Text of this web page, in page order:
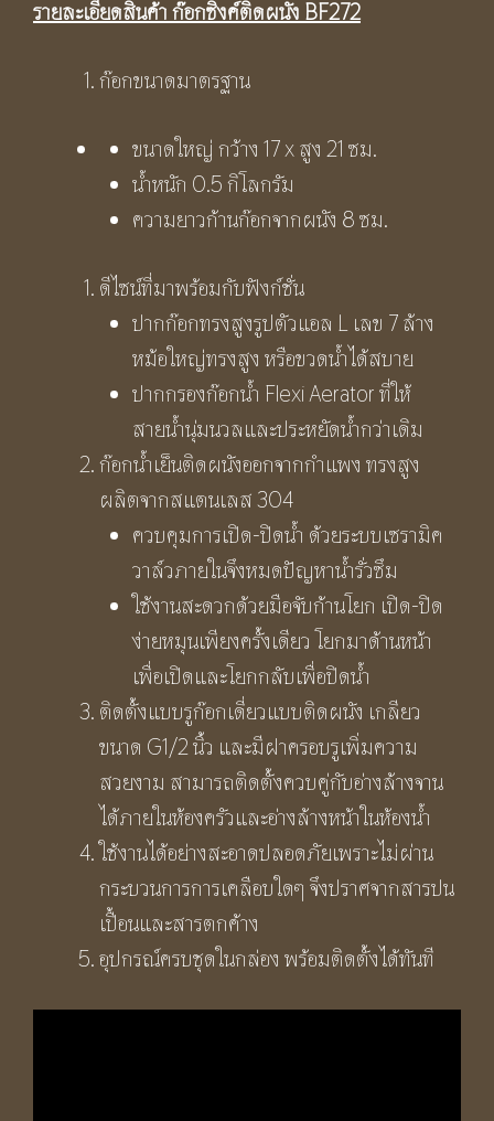
รายละเอียดสินค้า ก๊อกซิงค์ติดผนัง BF272
ก๊อกขนาดมาตรฐาน
ขนาดใหญ่ กว้าง 17 x สูง 21 ซม.
น้ำหนัก 0.5 กิโลกรัม
ความยาวก้านก๊อกจากผนัง 8 ซม.
ดีไซน์ที่มาพร้อมกับฟังก์ชั่น
ปากก๊อกทรงสูงรูปตัวแอล L เลข 7 ล้าง
หม้อใหญ่ทรงสูง หรือขวดน้ำได้สบาย
ปากกรองก๊อกน้ำ Flexi Aerator ที่ให้
สายน้ำนุ่มนวลและประหยัดน้ำกว่าเดิม
ก๊อกน้ำเย็นติดผนังออกจากกำแพง ทรงสูง
ผลิตจากสแตนเลส 304
ควบคุมการเปิด-ปิดน้ำ ด้วยระบบเซรามิค
วาล์วภายในจึงหมดปัญหาน้ำรั่วซึม
ใช้งานสะดวกด้วยมือจับก้านโยก เปิด-ปิด
ง่ายหมุนเพียงครั้งเดียว โยกมาด้านหน้า
เพื่อเปิดและโยกกลับเพื่อปิดน้ำ
ติดตั้งแบบรูก๊อกเดี่ยวแบบติดผนัง เกลียว
ขนาด G1/2 นิ้ว และมีฝาครอบรูเพิ่มความ
สวยงาม สามารถติดตั้งควบคู่กับอ่างล้างจาน
ได้ภายในห้องครัวและอ่างล้างหน้าในห้องน้ำ
ใช้งานได้อย่างสะอาดปลอดภัยเพราะไม่ผ่าน
กระบวนการการเคลือบใดๆ จึงปราศจากสารปน
เปื้อนและสารตกค้าง
อุปกรณ์ครบชุดในกล่อง พร้อมติดตั้งได้ทันที